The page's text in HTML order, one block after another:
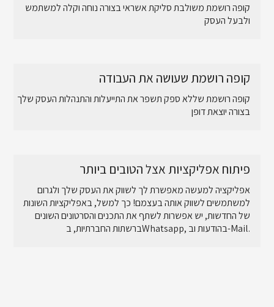
קופה רושמת משולבת סליקת אשראי בצורה נוחה וקלה למשתמש
ולבעל העסק
קופה רושמת שעושה את העבודה
קופה רושמת שללא ספק תשפר את התייעלות והתנהלות העסק שלך
בצורה יוצאת דופן
פיתוח אפליקציות אצל הטובים ביותר
אפליקציה למעשה מאפשרת לך לשווק את העסק שלך ולגרום
למשתמשים לשווק אותה בעצמם! כך למשל, באפליקציות השונות
של החדשות, יש אפשרות לשתף את התכנים והסרטונים השונים
ברשתות החברתיות, בWhatsapp, בהודעות וב-Mail.